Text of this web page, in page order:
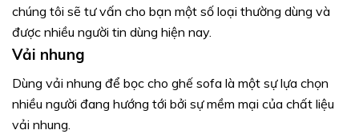
chúng tôi sẽ tư vấn cho bạn một số loại thường dùng và
được nhiều người tin dùng hiện nay.
Vải nhung
Dùng vải nhung để bọc cho ghế sofa là một sự lựa chọn
nhiều người đang hướng tới bởi sự mềm mại của chất liệu
vải nhung.